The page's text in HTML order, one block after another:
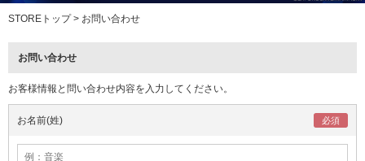
STOREトップ> お問い合わせ
お問い合わせ
お客様情報と問い合わせ内容を入力してください。
お名前(姓)